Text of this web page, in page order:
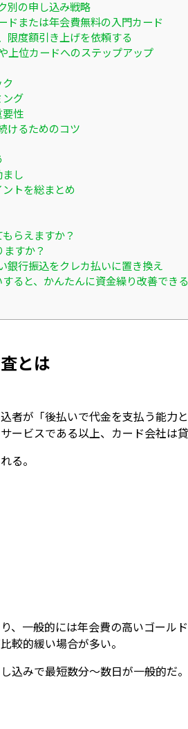
別の申し込み戦略
ドまたは年会費無料の入門カード
限度額引き上げを依頼する
上位カードへのステップアップ
グ
性
けるためのコツ
し
トを総まとめ
らえますか？
すか？
銀行振込をクレカ払いに置き換え
ると、かんたんに資金繰り改善できる
とは
者が「後払いで代金を支払う能
ービスである以上、カード会社は
る。
、一般的には年会費の高いゴー
較的緩い場合が多い。
込みで最短数分〜数日が一般的だ